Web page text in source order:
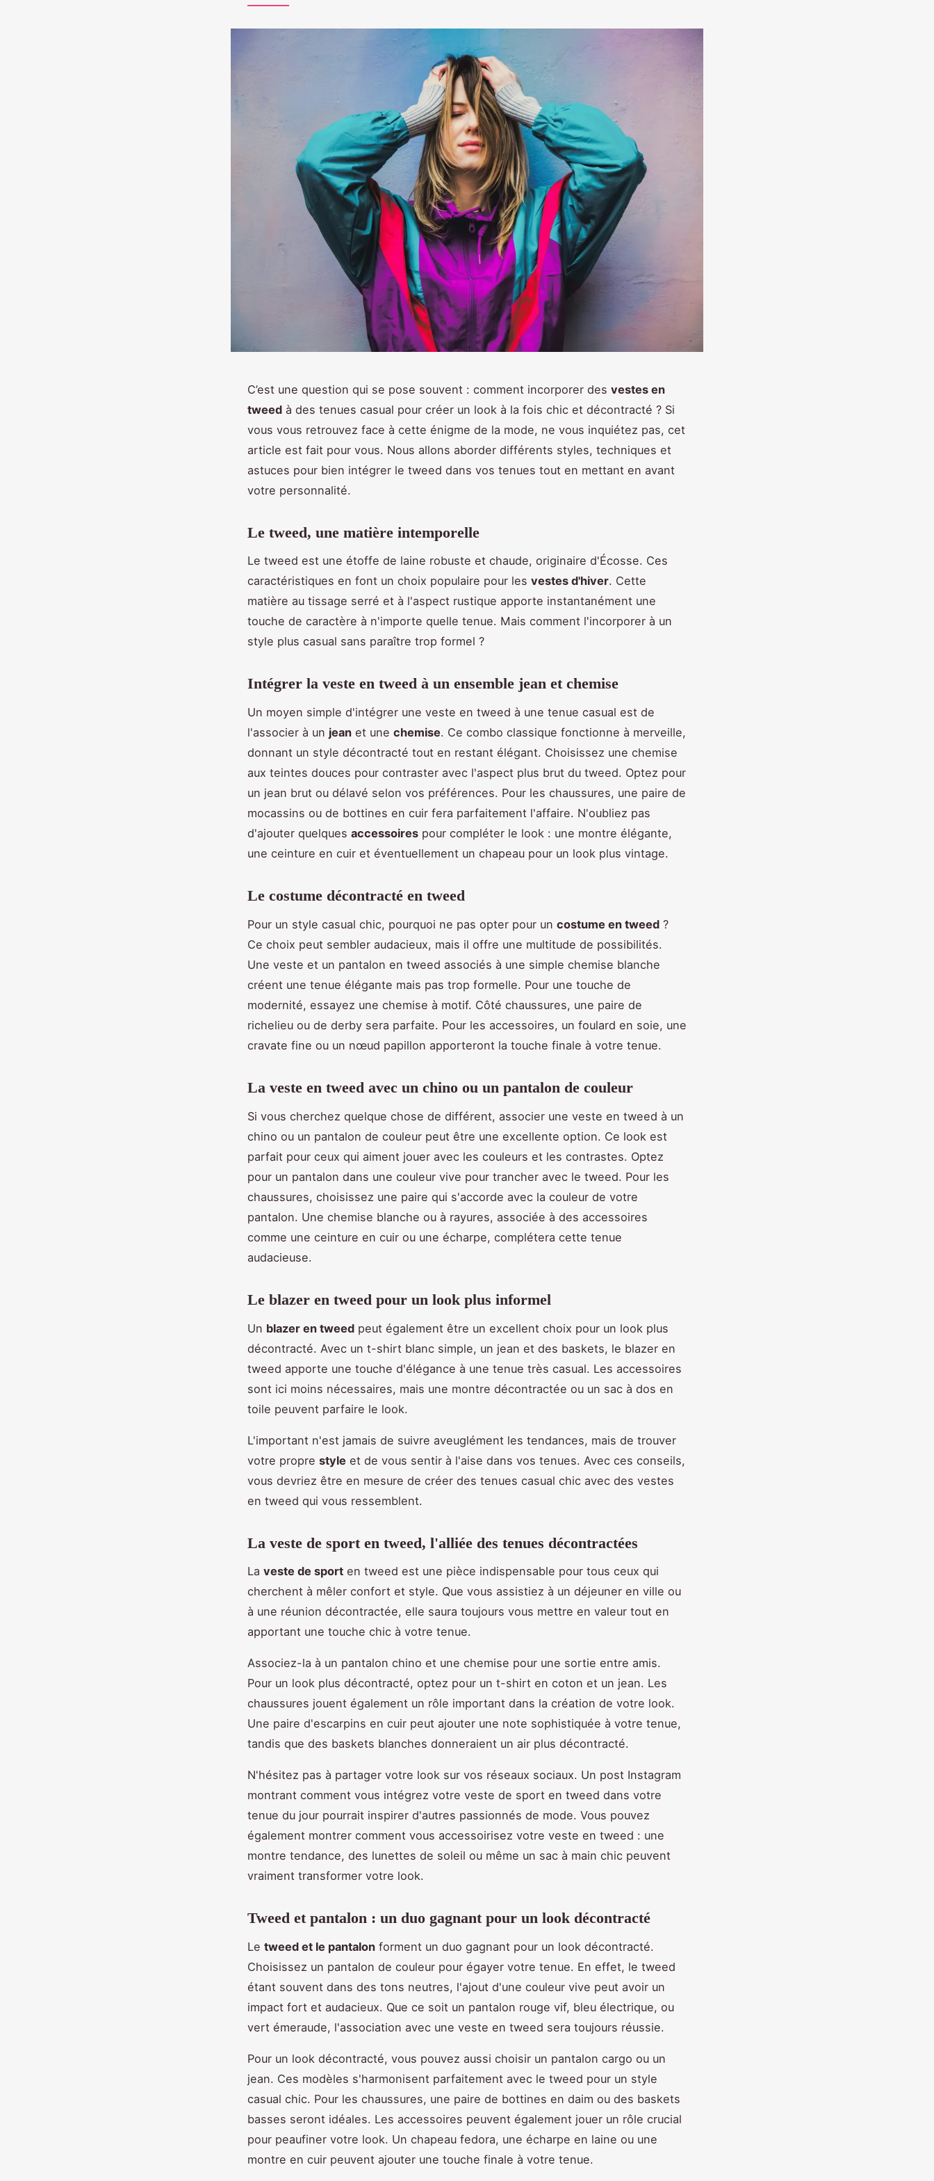
C’est une question qui se pose souvent : comment incorporer des vestes en
tweed à des tenues casual pour créer un look à la fois chic et décontracté ? Si
vous vous retrouvez face à cette énigme de la mode, ne vous inquiétez pas, cet
article est fait pour vous. Nous allons aborder différents styles, techniques et
astuces pour bien intégrer le tweed dans vos tenues tout en mettant en avant
votre personnalité.
Le tweed, une matière intemporelle
Le tweed est une étoffe de laine robuste et chaude, originaire d'Écosse. Ces
caractéristiques en font un choix populaire pour les vestes d'hiver. Cette
matière au tissage serré et à l'aspect rustique apporte instantanément une
touche de caractère à n'importe quelle tenue. Mais comment l'incorporer à un
style plus casual sans paraître trop formel ?
Intégrer la veste en tweed à un ensemble jean et chemise
Un moyen simple d'intégrer une veste en tweed à une tenue casual est de
l'associer à un jean et une chemise. Ce combo classique fonctionne à merveille,
donnant un style décontracté tout en restant élégant. Choisissez une chemise
aux teintes douces pour contraster avec l'aspect plus brut du tweed. Optez pour
un jean brut ou délavé selon vos préférences. Pour les chaussures, une paire de
mocassins ou de bottines en cuir fera parfaitement l'affaire. N'oubliez pas
d'ajouter quelques accessoires pour compléter le look : une montre élégante,
une ceinture en cuir et éventuellement un chapeau pour un look plus vintage.
Le costume décontracté en tweed
Pour un style casual chic, pourquoi ne pas opter pour un costume en tweed ?
Ce choix peut sembler audacieux, mais il offre une multitude de possibilités.
Une veste et un pantalon en tweed associés à une simple chemise blanche
créent une tenue élégante mais pas trop formelle. Pour une touche de
modernité, essayez une chemise à motif. Côté chaussures, une paire de
richelieu ou de derby sera parfaite. Pour les accessoires, un foulard en soie, une
cravate fine ou un nœud papillon apporteront la touche finale à votre tenue.
La veste en tweed avec un chino ou un pantalon de couleur
Si vous cherchez quelque chose de différent, associer une veste en tweed à un
chino ou un pantalon de couleur peut être une excellente option. Ce look est
parfait pour ceux qui aiment jouer avec les couleurs et les contrastes. Optez
pour un pantalon dans une couleur vive pour trancher avec le tweed. Pour les
chaussures, choisissez une paire qui s'accorde avec la couleur de votre
pantalon. Une chemise blanche ou à rayures, associée à des accessoires
comme une ceinture en cuir ou une écharpe, complétera cette tenue
audacieuse.
Le blazer en tweed pour un look plus informel
Un blazer en tweed peut également être un excellent choix pour un look plus
décontracté. Avec un t-shirt blanc simple, un jean et des baskets, le blazer en
tweed apporte une touche d'élégance à une tenue très casual. Les accessoires
sont ici moins nécessaires, mais une montre décontractée ou un sac à dos en
toile peuvent parfaire le look.
L'important n'est jamais de suivre aveuglément les tendances, mais de trouver
votre propre style et de vous sentir à l'aise dans vos tenues. Avec ces conseils,
vous devriez être en mesure de créer des tenues casual chic avec des vestes
en tweed qui vous ressemblent.
La veste de sport en tweed, l'alliée des tenues décontractées
La veste de sport en tweed est une pièce indispensable pour tous ceux qui
cherchent à mêler confort et style. Que vous assistiez à un déjeuner en ville ou
à une réunion décontractée, elle saura toujours vous mettre en valeur tout en
apportant une touche chic à votre tenue.
Associez-la à un pantalon chino et une chemise pour une sortie entre amis.
Pour un look plus décontracté, optez pour un t-shirt en coton et un jean. Les
chaussures jouent également un rôle important dans la création de votre look.
Une paire d'escarpins en cuir peut ajouter une note sophistiquée à votre tenue,
tandis que des baskets blanches donneraient un air plus décontracté.
N'hésitez pas à partager votre look sur vos réseaux sociaux. Un post Instagram
montrant comment vous intégrez votre veste de sport en tweed dans votre
tenue du jour pourrait inspirer d'autres passionnés de mode. Vous pouvez
également montrer comment vous accessoirisez votre veste en tweed : une
montre tendance, des lunettes de soleil ou même un sac à main chic peuvent
vraiment transformer votre look.
Tweed et pantalon : un duo gagnant pour un look décontracté
Le tweed et le pantalon forment un duo gagnant pour un look décontracté.
Choisissez un pantalon de couleur pour égayer votre tenue. En effet, le tweed
étant souvent dans des tons neutres, l'ajout d'une couleur vive peut avoir un
impact fort et audacieux. Que ce soit un pantalon rouge vif, bleu électrique, ou
vert émeraude, l'association avec une veste en tweed sera toujours réussie.
Pour un look décontracté, vous pouvez aussi choisir un pantalon cargo ou un
jean. Ces modèles s'harmonisent parfaitement avec le tweed pour un style
casual chic. Pour les chaussures, une paire de bottines en daim ou des baskets
basses seront idéales. Les accessoires peuvent également jouer un rôle crucial
pour peaufiner votre look. Un chapeau fedora, une écharpe en laine ou une
montre en cuir peuvent ajouter une touche finale à votre tenue.